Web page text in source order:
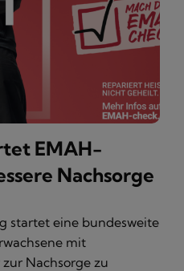
EMAH-
Nachsorge
startet eine bundesweite
mit
Nachsorge zu